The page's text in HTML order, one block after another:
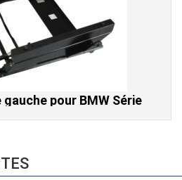
pour BMW Série
et CSL) et BMW X3
2010)